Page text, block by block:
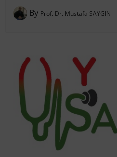
By Prof. Dr. Mustafa SAYGIN